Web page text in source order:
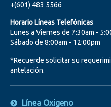
+(601) 483 5566
Horario Líneas Telefónicas
Lunes a Viernes de 7:30am -
Sábado de 8:00am - 12:00pm
*Recuerde solicitar su
antelación.
Línea Oxigeno